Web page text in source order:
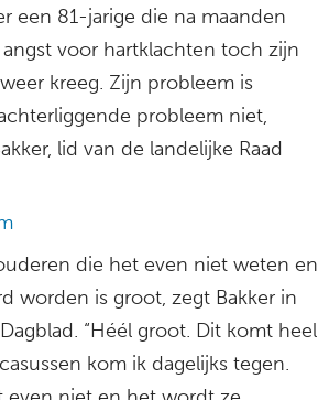
een 81-jarige die na maanden
voor hartklachten toch zijn
kreeg. Zijn probleem is
probleem niet,
lid van de landelijke Raad
die het even niet weten en
worden is groot, zegt Bakker in
“Héél groot. Dit komt heel
kom ik dagelijks tegen.